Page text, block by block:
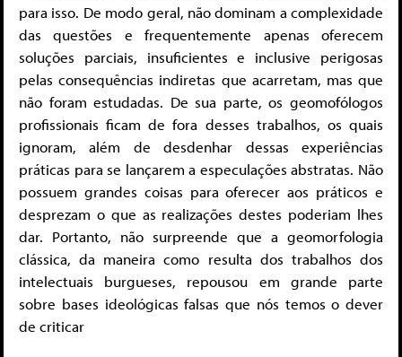
para isso. De modo geral, não dominam a complexidade
das questões e frequentemente apenas oferecem
soluções parciais, insuficientes e inclusive perigosas
pelas consequências indiretas que acarretam, mas que
não foram estudadas. De sua parte, os geomofólogos
profissionais ficam de fora desses trabalhos, os quais
ignoram, além de desdenhar dessas experiências
práticas para se lançarem a especulações abstratas. Não
possuem grandes coisas para oferecer aos práticos e
desprezam o que as realizações destes poderiam lhes
dar. Portanto, não surpreende que a geomorfologia
clássica, da maneira como resulta dos trabalhos dos
intelectuais burgueses, repousou em grande parte
sobre bases ideológicas falsas que nós temos o dever
de criticar